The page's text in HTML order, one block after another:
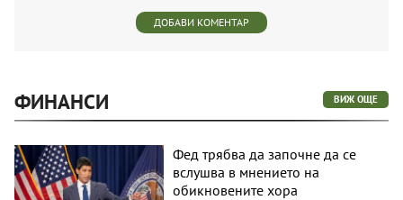
ДОБАВИ КОМЕНТАР
ФИНАНСИ ВИЖ ОЩЕ
Фед трябва да започне да се
вслушва в мнението на
обикновените хора